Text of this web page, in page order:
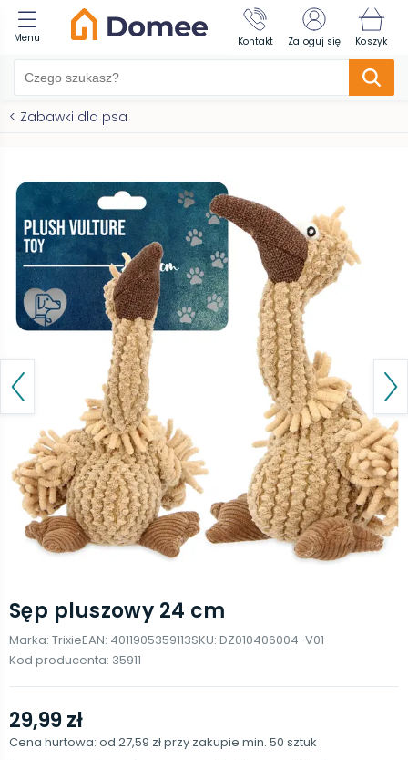
Menu Kontakt Zaloguj się Koszyk
< Zabawki dla psa
Sęp pluszowy 24 cm
Marka: TrixieEAN: 4011905359113SKU: DZ010406004-V01
Kod producenta: 35911
29,99 zł
Cena hurtowa: od 27,59 złprzy zakupie min. 50 sztuk